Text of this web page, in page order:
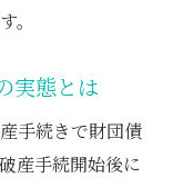
。
実態とは
手続きで財団債
産手続開始後に